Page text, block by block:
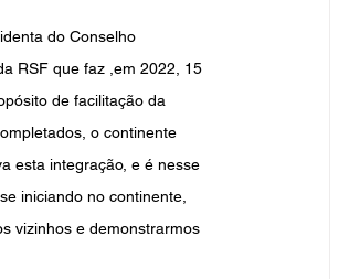
do Conselho
RSF que faz ,em 2022, 15
de facilitação da
o continente
esta integração, e é nesse
iniciando no continente,
vizinhos e demonstrarmos